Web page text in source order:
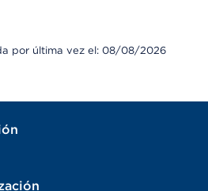
por última vez el: 08/08/2026